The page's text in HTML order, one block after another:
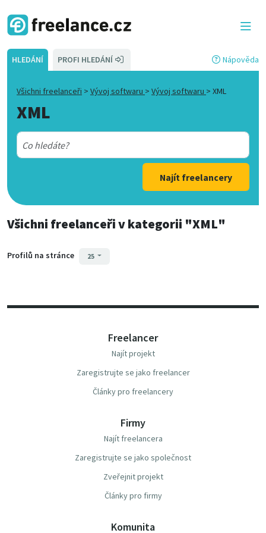
HLEDÁNÍ PROFI HLEDÁNÍ Nápověda
Všichni freelanceři > Vývoj softwaru > Vývoj softwaru > XML
XML
Najít freelancery
Všichni freelanceřiv kategorii "XML"
Profilů na stránce 25
Freelancer
Najít projekt
Zaregistrujte se jako freelancer
Články pro freelancery
Firmy
Najít freelancera
Zaregistrujte se jako společnost
Zveřejnit projekt
Články pro firmy
Komunita